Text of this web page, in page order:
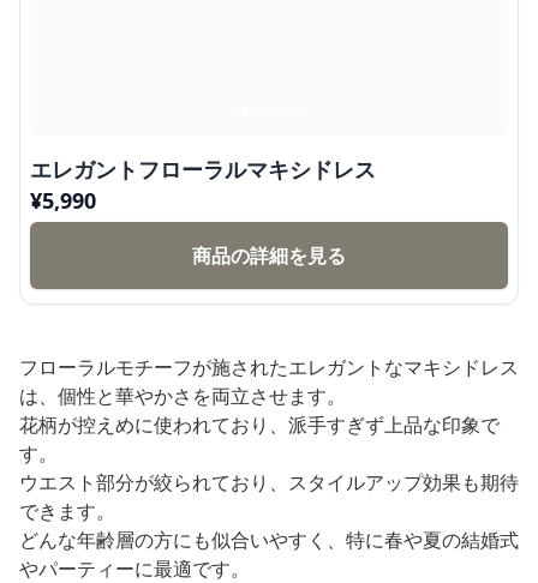
エレガントフローラルマキシドレス
¥5,990
商品の詳細を見る
フローラルモチーフが施されたエレガントなマキシドレス
は、個性と華やかさを両立させます。
花柄が控えめに使われており、派手すぎず上品な印象で
す。
ウエスト部分が絞られており、スタイルアップ効果も期待
できます。
どんな年齢層の方にも似合いやすく、特に春や夏の結婚式
やパーティーに最適です。